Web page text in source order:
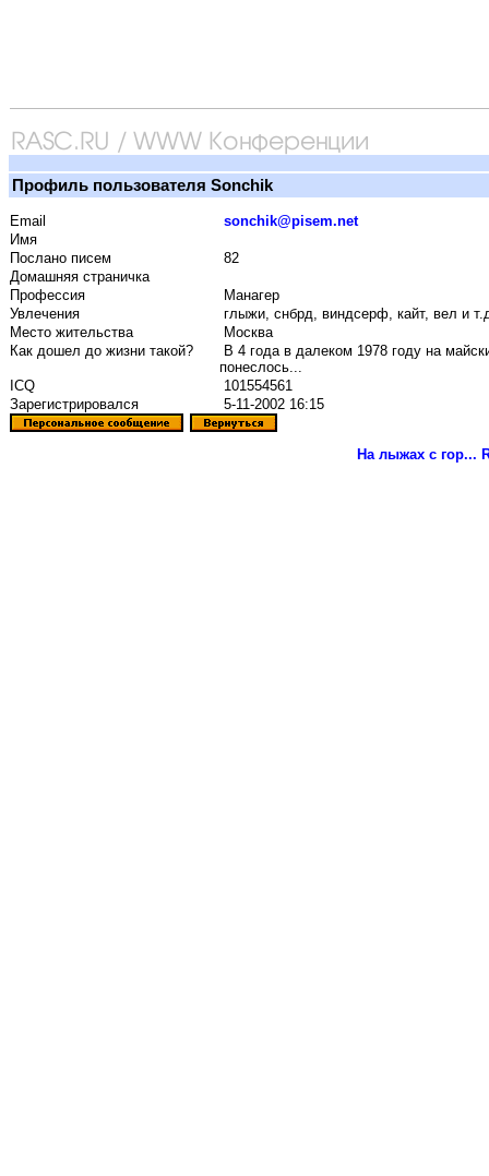
Профиль пользователя Sonchik
Email
sonchik@pisem.net
Имя
Послано писем
82
Домашняя страничка
Профессия
Манагер
Увлечения
глыжи, снбрд, виндсерф, кайт, вел и
Место жительства
Москва
Как дошел до жизни такой?
В 4 года в далеком 1978 году на
понеслось...
ICQ
101554561
Зарегистрировался
5-11-2002 16:15
На лыжах с гор...